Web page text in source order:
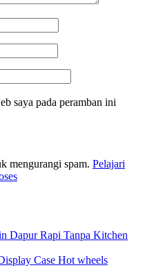
saya pada peramban ini
mengurangi spam. Pelajari
Dapur Rapi Tanpa Kitchen
Case Hot wheels